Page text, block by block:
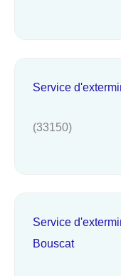
Service
(33150)
Service
Bouscat